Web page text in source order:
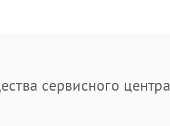
сервисного центра